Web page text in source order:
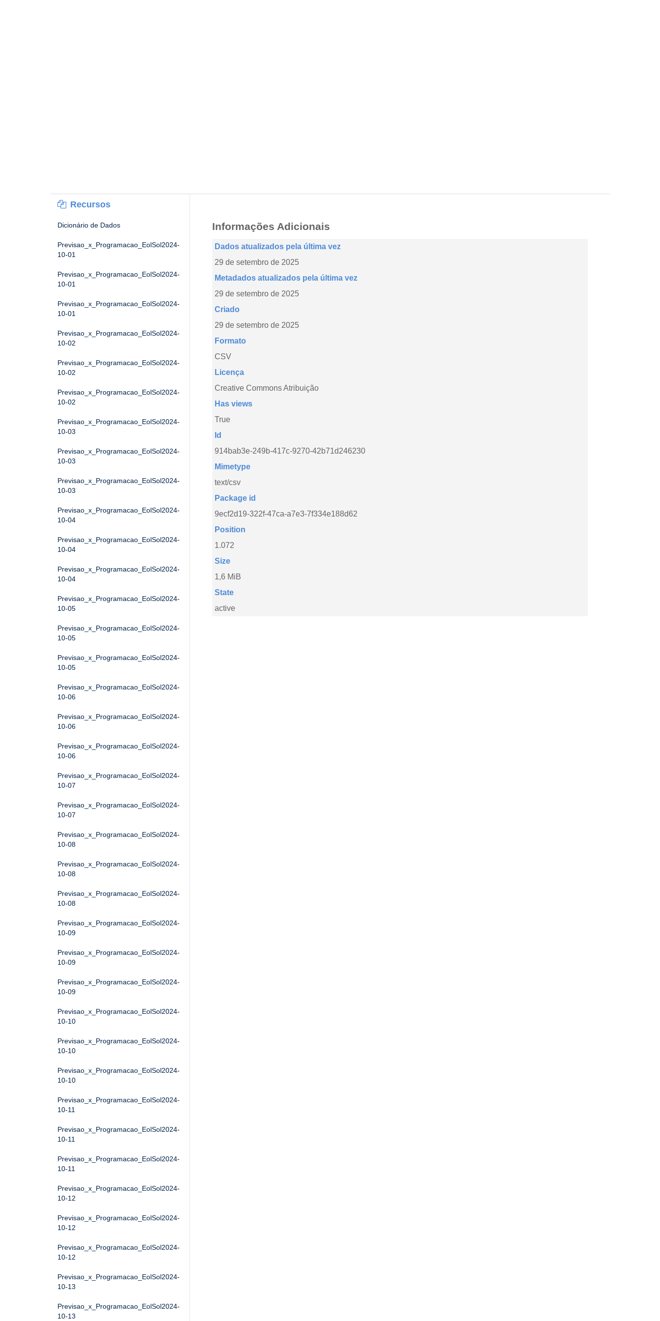
Recursos
Dicionário de Dados
Previsao_x_Programacao_EolSol2024-
10-01
Previsao_x_Programacao_EolSol2024-
10-01
Previsao_x_Programacao_EolSol2024-
10-01
Previsao_x_Programacao_EolSol2024-
10-02
Previsao_x_Programacao_EolSol2024-
10-02
Previsao_x_Programacao_EolSol2024-
10-02
Previsao_x_Programacao_EolSol2024-
10-03
Previsao_x_Programacao_EolSol2024-
10-03
Previsao_x_Programacao_EolSol2024-
10-03
Previsao_x_Programacao_EolSol2024-
10-04
Previsao_x_Programacao_EolSol2024-
10-04
Previsao_x_Programacao_EolSol2024-
10-04
Previsao_x_Programacao_EolSol2024-
10-05
Previsao_x_Programacao_EolSol2024-
10-05
Previsao_x_Programacao_EolSol2024-
10-05
Previsao_x_Programacao_EolSol2024-
10-06
Previsao_x_Programacao_EolSol2024-
10-06
Previsao_x_Programacao_EolSol2024-
10-06
Previsao_x_Programacao_EolSol2024-
10-07
Previsao_x_Programacao_EolSol2024-
10-07
Previsao_x_Programacao_EolSol2024-
10-08
Previsao_x_Programacao_EolSol2024-
10-08
Previsao_x_Programacao_EolSol2024-
10-08
Previsao_x_Programacao_EolSol2024-
10-09
Previsao_x_Programacao_EolSol2024-
10-09
Previsao_x_Programacao_EolSol2024-
10-09
Previsao_x_Programacao_EolSol2024-
10-10
Previsao_x_Programacao_EolSol2024-
10-10
Previsao_x_Programacao_EolSol2024-
10-10
Previsao_x_Programacao_EolSol2024-
10-11
Previsao_x_Programacao_EolSol2024-
10-11
Previsao_x_Programacao_EolSol2024-
10-11
Previsao_x_Programacao_EolSol2024-
10-12
Previsao_x_Programacao_EolSol2024-
10-12
Previsao_x_Programacao_EolSol2024-
10-12
Previsao_x_Programacao_EolSol2024-
10-13
Previsao_x_Programacao_EolSol2024-
10-13
Informações Adicionais
Dados atualizados pela última vez
29 de setembro de 2025
Metadados atualizados pela última vez
29 de setembro de 2025
Criado
29 de setembro de 2025
Formato
CSV
Licença
Creative Commons Atribuição
Has views
True
Id
914bab3e-249b-417c-9270-42b71d246230
Mimetype
text/csv
Package id
9ecf2d19-322f-47ca-a7e3-7f334e188d62
Position
1.072
Size
1,6 MiB
State
active